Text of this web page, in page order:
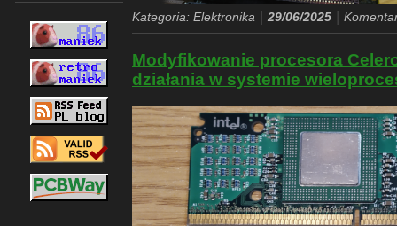
Kategoria: Elektronika | 29/06/2025 |
Modyfikowanie procesora
działania w systemie